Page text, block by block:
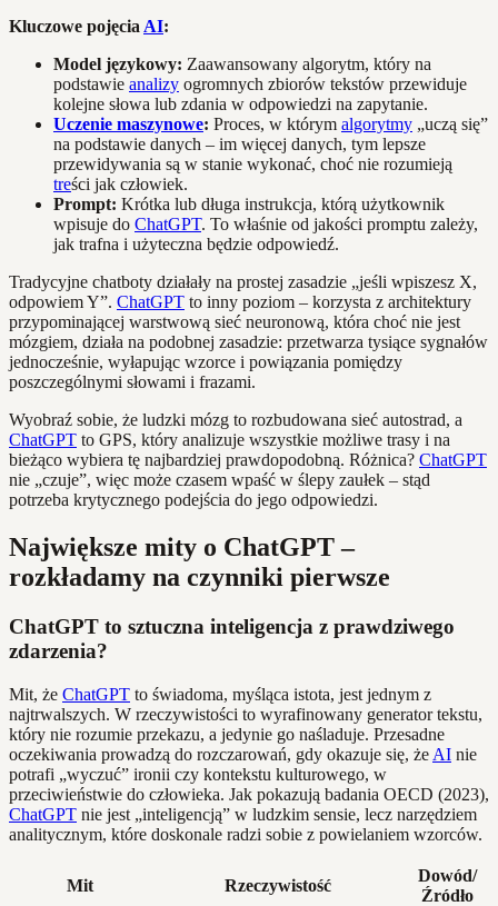
Kluczowe pojęcia AI:
Model językowy: Zaawansowany algorytm, który na
podstawie analizy ogromnych zbiorów tekstów przewiduje
kolejne słowa lub zdania w odpowiedzi na zapytanie.
Uczenie maszynowe: Proces, w którym algorytmy „uczą się”
na podstawie danych – im więcej danych, tym lepsze
przewidywania są w stanie wykonać, choć nie rozumieją
treści jak człowiek.
Prompt: Krótka lub długa instrukcja, którą użytkownik
wpisuje do ChatGPT. To właśnie od jakości promptu zależy,
jak trafna i użyteczna będzie odpowiedź.
Tradycyjne chatboty działały na prostej zasadzie „jeśli wpiszesz X,
odpowiem Y”. ChatGPT to inny poziom – korzysta z architektury
przypominającej warstwową sieć neuronową, która choć nie jest
mózgiem, działa na podobnej zasadzie: przetwarza tysiące sygnałów
jednocześnie, wyłapując wzorce i powiązania pomiędzy
poszczególnymi słowami i frazami.
Wyobraź sobie, że ludzki mózg to rozbudowana sieć autostrad, a
ChatGPT to GPS, który analizuje wszystkie możliwe trasy i na
bieżąco wybiera tę najbardziej prawdopodobną. Różnica? ChatGPT
nie „czuje”, więc może czasem wpaść w ślepy zaułek – stąd
potrzeba krytycznego podejścia do jego odpowiedzi.
Największe mity o ChatGPT –
rozkładamy na czynniki pierwsze
ChatGPT to sztuczna inteligencja z prawdziwego
zdarzenia?
Mit, że ChatGPT to świadoma, myśląca istota, jest jednym z
najtrwalszych. W rzeczywistości to wyrafinowany generator tekstu,
który nie rozumie przekazu, a jedynie go naśladuje. Przesadne
oczekiwania prowadzą do rozczarowań, gdy okazuje się, że AI nie
potrafi „wyczuć” ironii czy kontekstu kulturowego, w
przeciwieństwie do człowieka. Jak pokazują badania OECD (2023),
ChatGPT nie jest „inteligencją” w ludzkim sensie, lecz narzędziem
analitycznym, które doskonale radzi sobie z powielaniem wzorców.
Mit Rzeczywistość
Dowód/
Źródło